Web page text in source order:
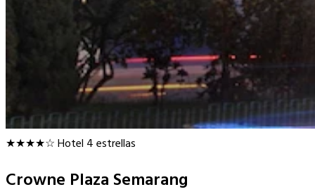
★★★★☆Hotel 4 estrellas
Crowne Plaza Semarang